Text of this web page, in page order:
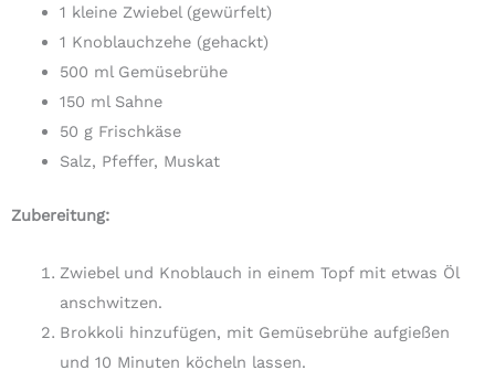
1 kleine Zwiebel (gewürfelt)
1 Knoblauchzehe (gehackt)
500 ml Gemüsebrühe
150 ml Sahne
50 g Frischkäse
Salz, Pfeffer, Muskat
Zubereitung:
Zwiebel und Knoblauch in einem Topf mit etwas Öl
anschwitzen.
Brokkoli hinzufügen, mit Gemüsebrühe aufgießen
und 10 Minuten köcheln lassen.